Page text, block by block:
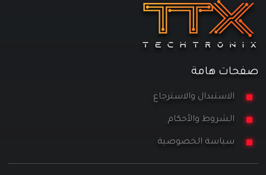
صفحات هامة
الاستبدال والاسترجاع
الشروط والأحكام
سياسة الخصوصية